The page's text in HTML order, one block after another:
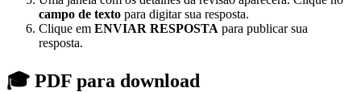
campo de texto para digitar sua resposta.
Clique em ENVIAR RESPOSTA para publicar sua
resposta.
🎓 PDF para download